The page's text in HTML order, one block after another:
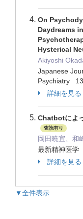
On
Daydreams
Hysterical
Akiyoshi
Japanese
Psychiatry
詳細を見る
Chatbotによ
査読有り
岡田暁宜、和
最新精神医
詳細を見る
▼全件表示